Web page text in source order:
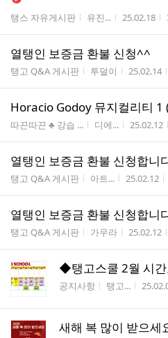
게시판명
탱스 자유게시판 작성자
유진... 작성시간
25.02.18
열탱인 보증금 환불 신청^^
게시판명
탱고 Q&A 게시판 작성자
투덜이 작성시간
25.02.14
Horacio Godoy 뮤지컬리티 1
게시판명
따끈따끈 ♣ 강습 ... 작성자
디에... 작성시간
25.02.12
열탱인 보증금 환불 신청합니
게시판명
탱고 Q&A 게시판 작성자
아트... 작성시간
25.02.12
열탱인 보증금 환불 신청합니
게시판명
탱고 Q&A 게시판 작성자
가우라 작성시간
25.02.12
◆탱고스쿨 2월 시
게시판명
공지사항 작성자
탱고... 작성
새해 복 많이 받으세